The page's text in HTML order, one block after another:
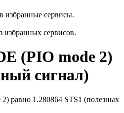
избранные сервисы.
избранных сервисов.
(PIO mode 2)
сигнал)
равно 1.280864 STS1 (полезных